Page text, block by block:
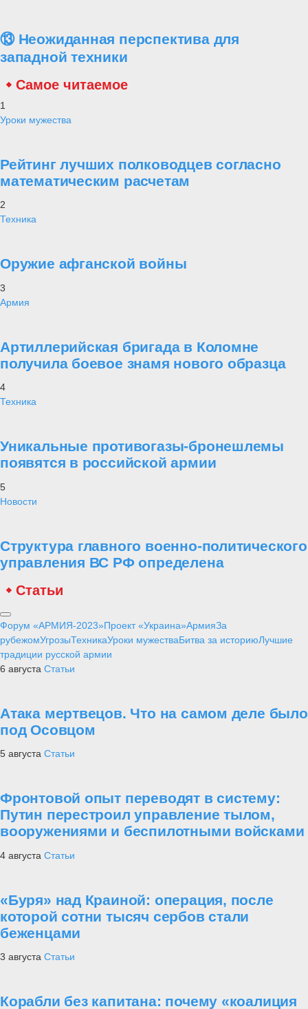
⑬ Неожиданная перспектива для
западной техники
Самое читаемое
1
Уроки мужества
Рейтинг лучших полководцев согласно
математическим расчетам
2
Техника
Оружие афганской войны
3
Армия
Артиллерийская бригада в Коломне
получила боевое знамя нового образца
4
Техника
Уникальные противогазы-бронешлемы
появятся в российской армии
5
Новости
Структура главного военно-политического
управления ВС РФ определена
Статьи
Форум «АРМИЯ-2023»Проект «Украина»АрмияЗа
рубежомУгрозыТехникаУроки мужестваБитва за историюЛучшие
традиции русской армии
6 августа Статьи
Атака мертвецов. Что на самом деле было
под Осовцом
5 августа Статьи
Фронтовой опыт переводят в систему:
Путин перестроил управление тылом,
вооружениями и беспилотными войсками
4 августа Статьи
«Буря» над Краиной: операция, после
которой сотни тысяч сербов стали
беженцами
3 августа Статьи
Корабли без капитана: почему «коалиция